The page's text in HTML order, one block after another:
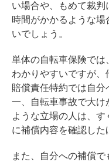
い場合や、もめて裁
時間がかかるような
いでしょう。
単体の自転車保険で
わかりやすいですが、
賠償責任特約では自
一、自転車事故で大け
ような立場の人は、
に補償内容を確認した
また、自分への補償